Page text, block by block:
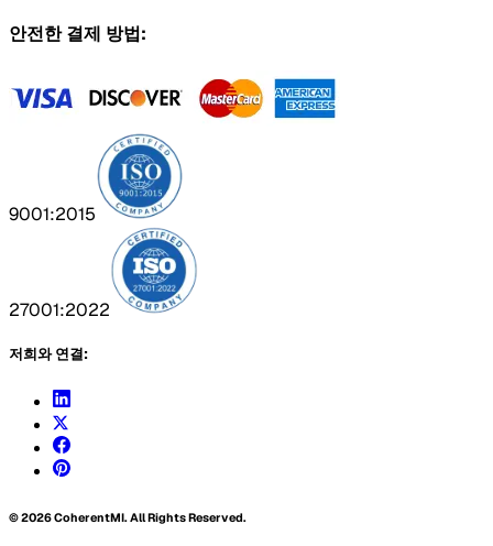
안전한 결제 방법:
9001:2015
27001:2022
저희와 연결:
©2026CoherentMI. All Rights Reserved.